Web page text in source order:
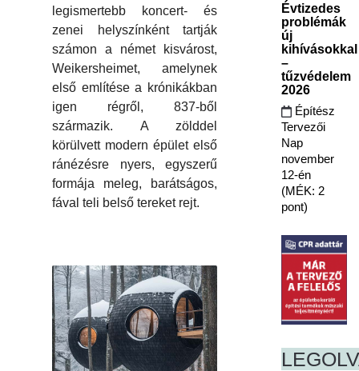
legismertebb koncert- és
zenei helyszínként tartják
számon a német kisvárost,
Weikersheimet, amelynek
első említése a krónikákban
igen régről, 837-ből
származik. A zölddel
körülvett modern épület első
ránézésre nyers, egyszerű
formája meleg, barátságos,
fával teli belső tereket rejt.
Évtizedes
problémák
új
kihívásokkal
–
tűzvédelem
2026
Építész
Tervezői
Nap
november
12-én
(MÉK: 2
pont)